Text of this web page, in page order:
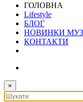
ГОЛОВНА
Lifestyle
БЛОГ
НОВИНКИ
КОНТАКТИ
×